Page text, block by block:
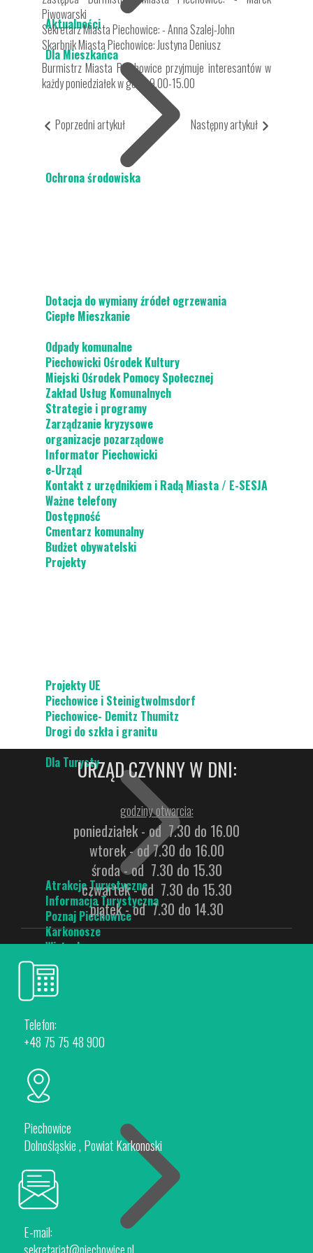
Aktualności
Dla Mieszkańca
Ochrona środowiska
Dotacja do wymiany źródeł ogrzewania
Ciepłe Mieszkanie
Odpady komunalne
Piechowicki Ośrodek Kultury
Miejski Ośrodek Pomocy Społecznej
Zakład Usług Komunalnych
Strategie i programy
Zarządzanie kryzysowe
organizacje pozarządowe
Informator Piechowicki
e-Urząd
Kontakt z urzędnikiem i Radą Miasta / E-SESJA
Ważne telefony
Dostępność
Cmentarz komunalny
Budżet obywatelski
Projekty
Projekty UE
Piechowice i Steinigtwolmsdorf
Piechowice- Demitz Thumitz
Drogi do szkła i granitu
Dla Turysty
Atrakcje Turystyczne
Informacja Turystyczna
Poznaj Piechowice
Karkonosze
Wirtualny spacer
Piechowice
Rokytnice nad Jizerou
Oferta Inwestycyjna
Piwowarski
Sekretarz Miasta Piechowice: - Anna Szalej-John
Skarbnik Miasta Piechowice: Justyna Deniusz
Burmistrz Miasta Piechowice przyjmuje interesantów w
każdy poniedziałek w godz. 9.00-15.00
Poprzedni artykuł Następny artykuł
URZĄD CZYNNY W DNI:
godziny otwarcia:
poniedziałek - od 7.30 do 16.00
wtorek - od 7.30 do 16.00
środa - od 7.30 do 15.30
czwartek - od 7.30 do 15.30
piątek - od 7.30 do 14.30
Telefon:
+48 75 75 48 900
Piechowice
Dolnośląskie , Powiat Karkonoski
E-mail: